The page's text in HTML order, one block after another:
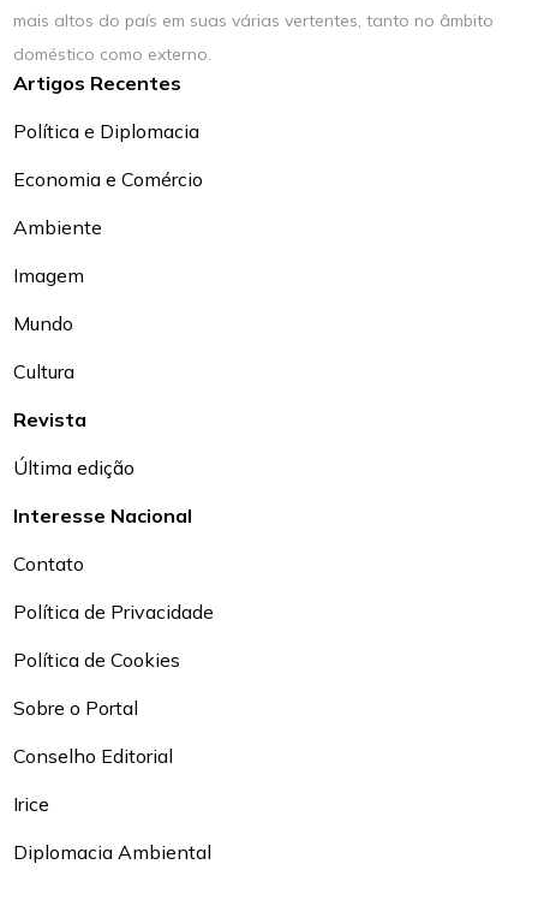
mais altos do país em suas várias vertentes, tanto no âmbito
doméstico como externo.
Artigos Recentes
Política e Diplomacia
Economia e Comércio
Ambiente
Imagem
Mundo
Cultura
Revista
Última edição
Interesse Nacional
Contato
Política de Privacidade
Política de Cookies
Sobre o Portal
Conselho Editorial
Irice
Diplomacia Ambiental